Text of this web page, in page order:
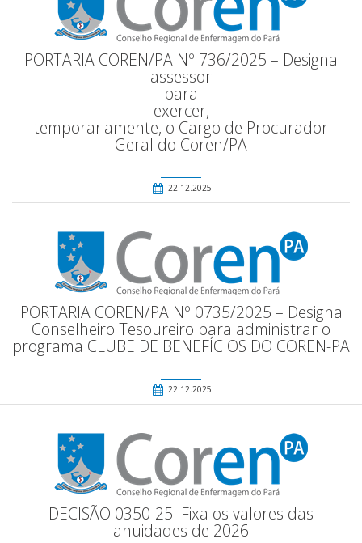
PORTARIA COREN/PA Nº 736/2025 – Designa
assessor
para
exercer,
temporariamente, o Cargo de Procurador
Geral do Coren/PA
22.12.2025
PORTARIA COREN/PA Nº 0735/2025 – Designa
Conselheiro Tesoureiro para administrar o
programa CLUBE DE BENEFÍCIOS DO COREN-PA
22.12.2025
DECISÃO 0350-25. Fixa os valores das
anuidades de 2026